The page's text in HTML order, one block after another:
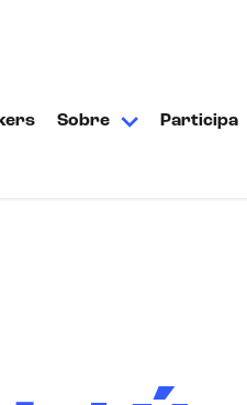
Sobre Participa